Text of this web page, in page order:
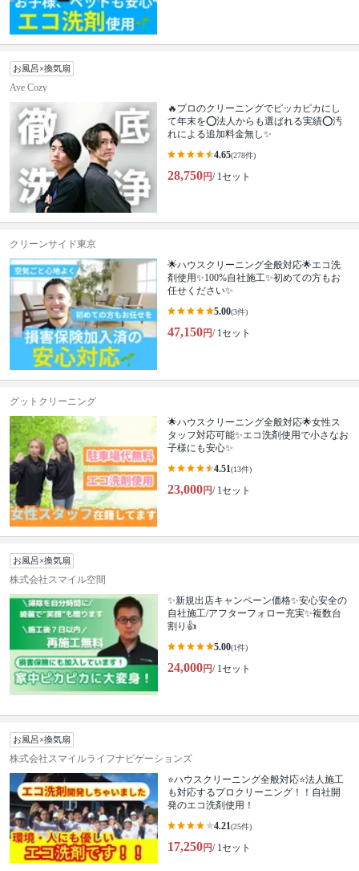
お風呂×換気扇
Ave Cozy
🔥プロのクリーニングでピッカピカにし
て年末を⭕法人からも選ばれる実績⭕汚
れによる追加料金無し✨
4.65(278件)
28,750円/ 1セット
クリーンサイド東京
🌟ハウスクリーニング全般対応🌟エコ洗
剤使用✨100%自社施工✨初めての方もお
任せください✨
5.00(3件)
47,150円/ 1セット
グットクリーニング
🌟ハウスクリーニング全般対応🌟女性ス
タッフ対応可能✨エコ洗剤使用で小さなお
子様にも安心✨
4.51(13件)
23,000円/ 1セット
お風呂×換気扇
株式会社スマイル空間
✨新規出店キャンペーン価格✨安心安全の
自社施工/アフターフォロー充実✨複数台
割り👍
5.00(1件)
24,000円/ 1セット
お風呂×換気扇
株式会社スマイルライフナビゲーションズ
⭐ハウスクリーニング全般対応⭐法人施工
も対応するプロクリーニング！！自社開
発のエコ洗剤使用！
4.21(25件)
17,250円/ 1セット